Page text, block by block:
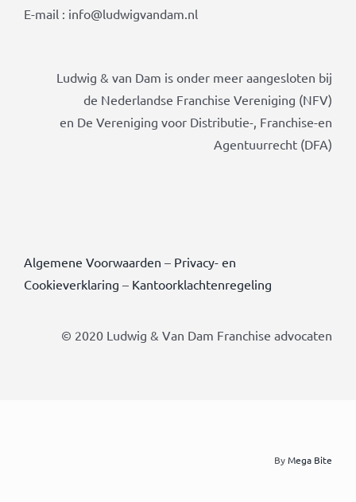
E-mail : info@ludwigvandam.nl
Ludwig & van Dam is onder meer aangesloten bij
de Nederlandse Franchise Vereniging (NFV)
en De Vereniging voor Distributie-, Franchise-en
Agentuurrecht (DFA)
Algemene Voorwaarden – Privacy- en
Cookieverklaring – Kantoorklachtenregeling
© 2020 Ludwig & Van Dam Franchise advocaten
ByMega Bite